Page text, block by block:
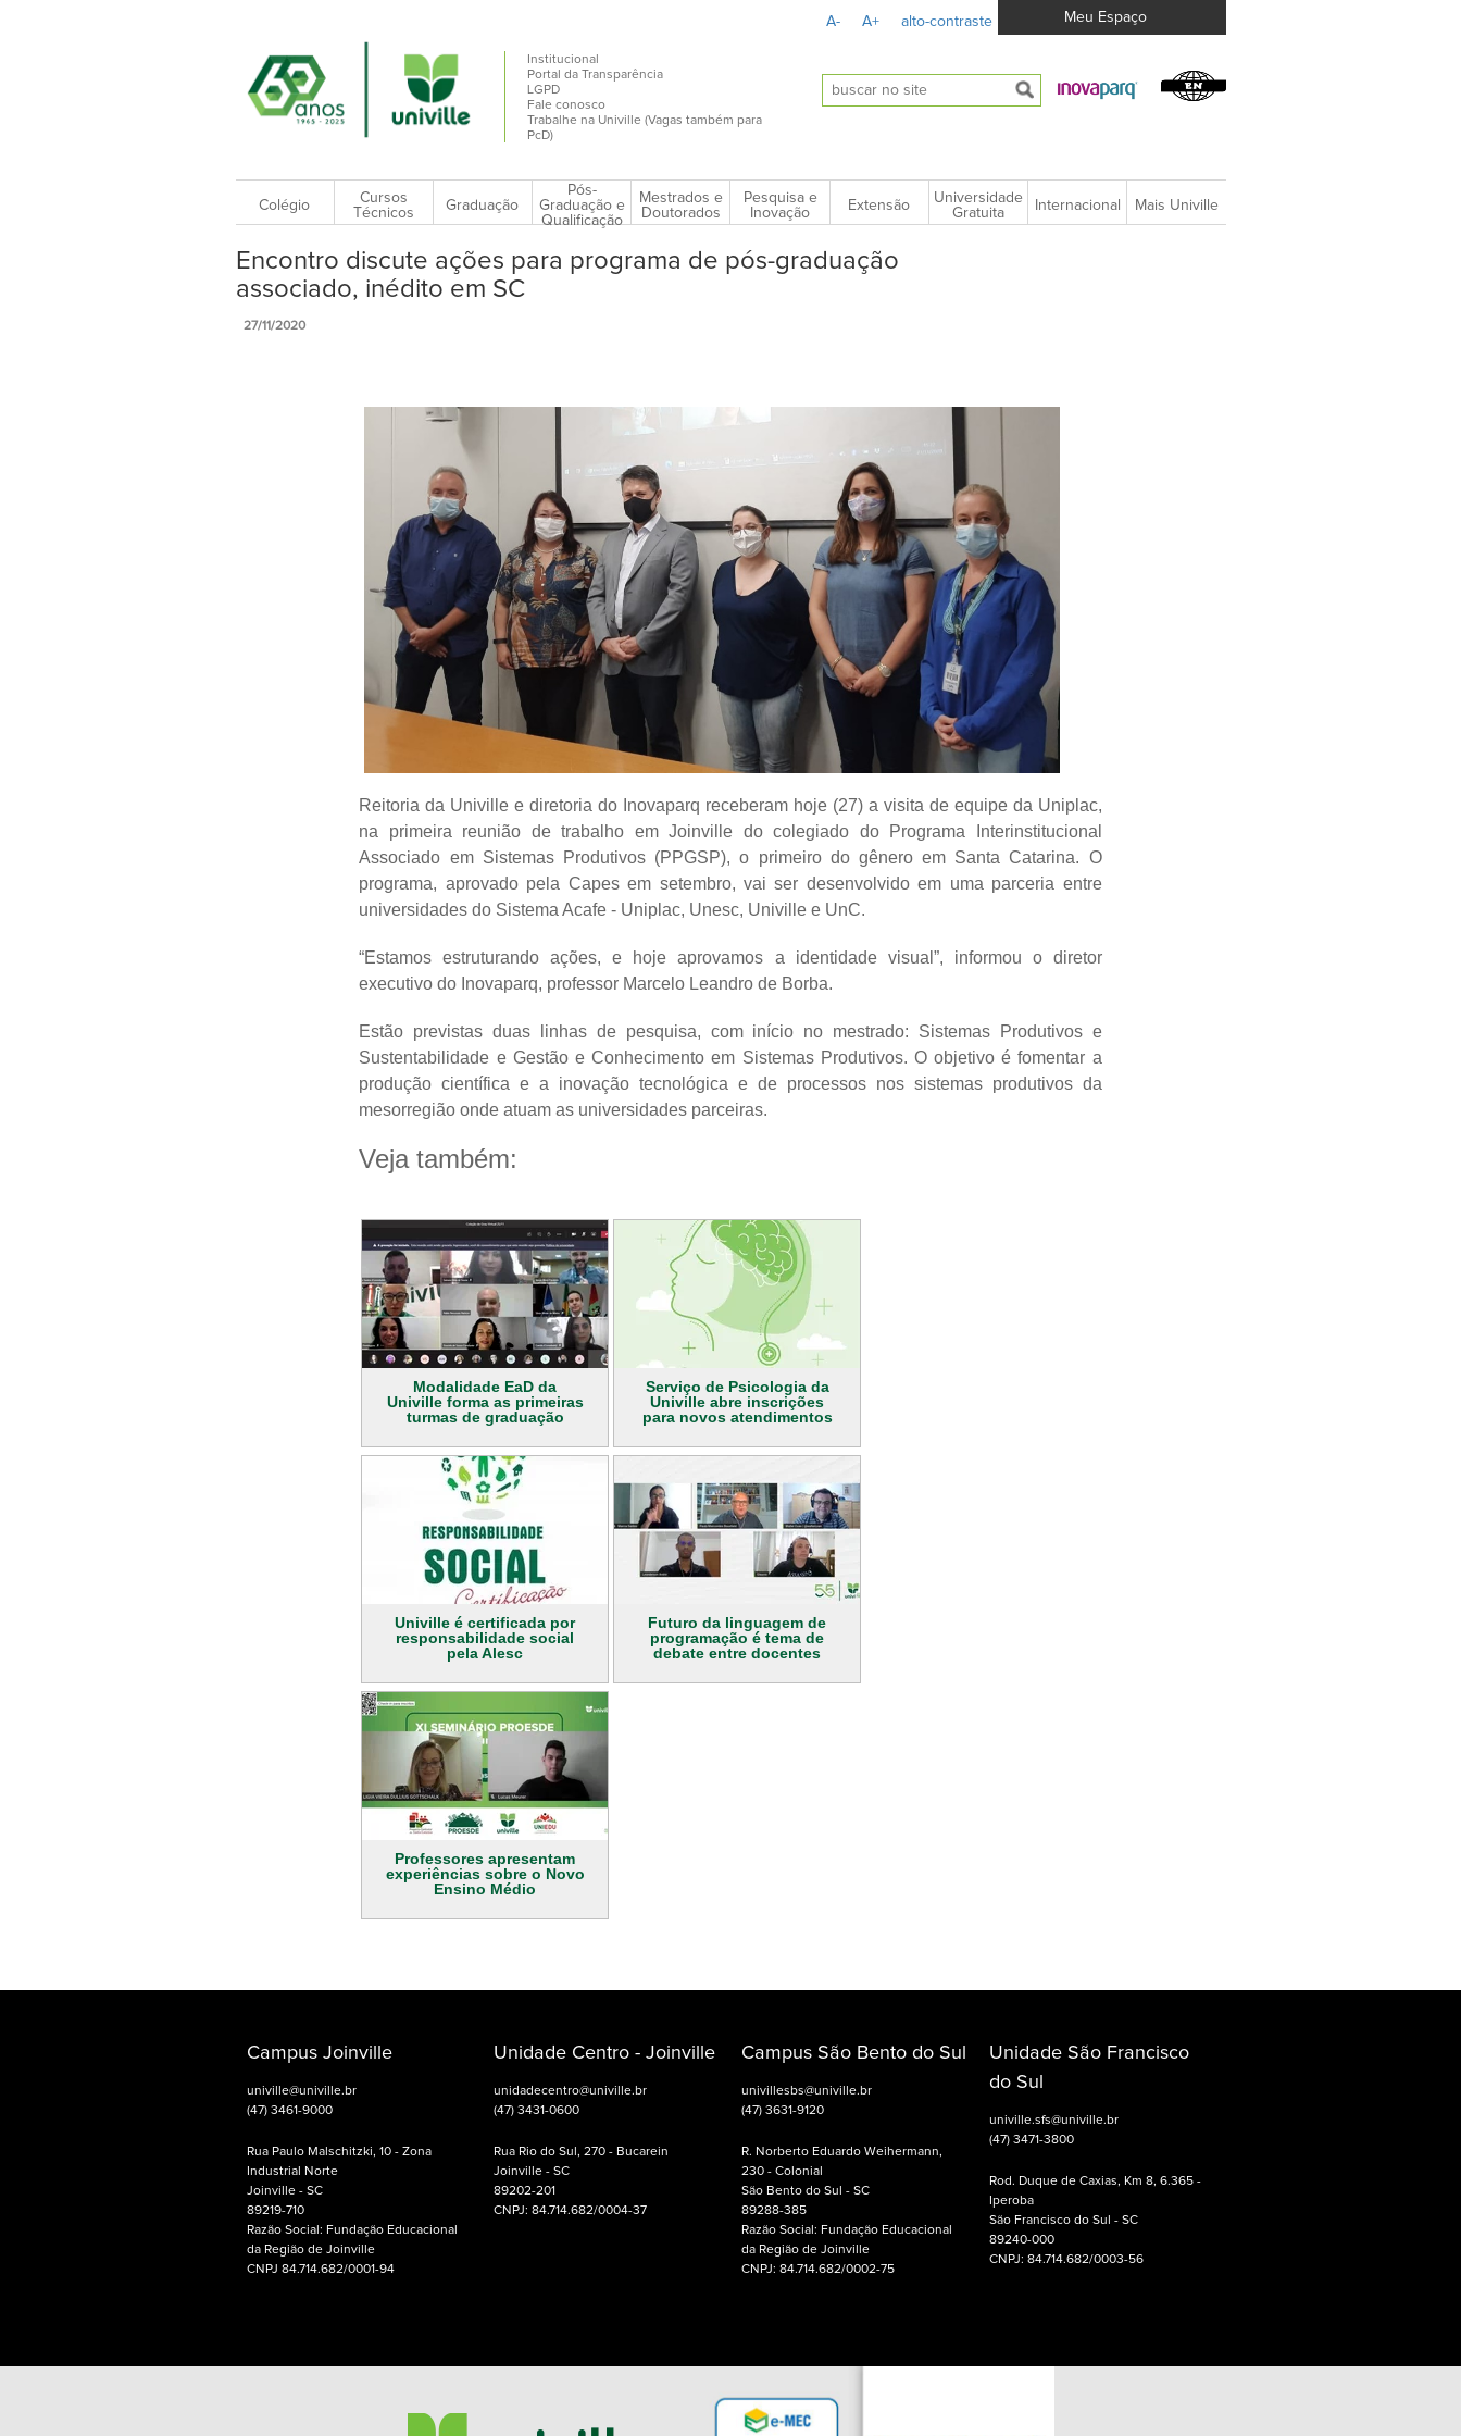
A- A+ alto-contraste Meu Espaço
Institucional
Portal da Transparência
LGPD
Fale conosco
Trabalhe na Univille (Vagas também para
PcD)
Colégio
Cursos
Técnicos
Graduação
Pós-
Graduação e
Qualificação
Mestrados e
Doutorados
Pesquisa e
Inovação
Extensão
Universidade
Gratuita
Internacional Mais Univille
Encontro discute ações para programa de pós-graduação
associado, inédito em SC
27/11/2020
Reitoria da Univille e diretoria do Inovaparq receberam hoje (27) a visita de equipe da Uniplac,
na primeira reunião de trabalho em Joinville do colegiado do Programa Interinstitucional
Associado em Sistemas Produtivos (PPGSP), o primeiro do gênero em Santa Catarina. O
programa, aprovado pela Capes em setembro, vai ser desenvolvido em uma parceria entre
universidades do Sistema Acafe - Uniplac, Unesc, Univille e UnC.
“Estamos estruturando ações, e hoje aprovamos a identidade visual”, informou o diretor
executivo do Inovaparq, professor Marcelo Leandro de Borba.
Estão previstas duas linhas de pesquisa, com início no mestrado: Sistemas Produtivos e
Sustentabilidade e Gestão e Conhecimento em Sistemas Produtivos. O objetivo é fomentar a
produção científica e a inovação tecnológica e de processos nos sistemas produtivos da
mesorregião onde atuam as universidades parceiras.
Veja também:
Modalidade EaD da
Univille forma as primeiras
turmas de graduação
Serviço de Psicologia da
Univille abre inscrições
para novos atendimentos
Univille é certificada por
responsabilidade social
pela Alesc
Futuro da linguagem de
programação é tema de
debate entre docentes
Professores apresentam
experiências sobre o Novo
Ensino Médio
Campus Joinville
univille@univille.br
(47) 3461-9000
Rua Paulo Malschitzki, 10 - Zona
Industrial Norte
Joinville - SC
89219-710
Razão Social: Fundação Educacional
da Região de Joinville
CNPJ 84.714.682/0001-94
Unidade Centro - Joinville
unidadecentro@univille.br
(47) 3431-0600
Rua Rio do Sul, 270 - Bucarein
Joinville - SC
89202-201
CNPJ: 84.714.682/0004-37
Campus São Bento do Sul
univillesbs@univille.br
(47) 3631-9120
R. Norberto Eduardo Weihermann,
230 - Colonial
São Bento do Sul - SC
89288-385
Razão Social: Fundação Educacional
da Região de Joinville
CNPJ: 84.714.682/0002-75
Unidade São Francisco
do Sul
univille.sfs@univille.br
(47) 3471-3800
Rod. Duque de Caxias, Km 8, 6.365 -
Iperoba
São Francisco do Sul - SC
89240-000
CNPJ: 84.714.682/0003-56